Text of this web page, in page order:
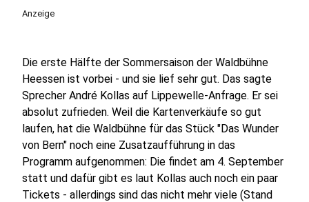
Anzeige
Die erste Hälfte der Sommersaison der Waldbühne
Heessen ist vorbei - und sie lief sehr gut. Das sagte
Sprecher André Kollas auf Lippewelle-Anfrage. Er sei
absolut zufrieden. Weil die Kartenverkäufe so gut
laufen, hat die Waldbühne für das Stück "Das Wunder
von Bern" noch eine Zusatzaufführung in das
Programm aufgenommen: Die findet am 4. September
statt und dafür gibt es laut Kollas auch noch ein paar
Tickets - allerdings sind das nicht mehr viele (Stand